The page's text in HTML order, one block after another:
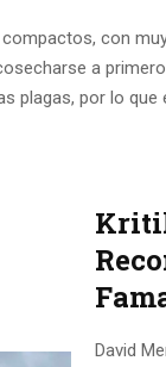
con
a
plagas, por lo que
David